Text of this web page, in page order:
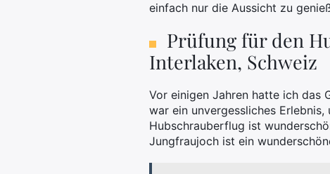
einfach nur die Aussicht zu
Prüfung für den
Interlaken, Schweiz
Vor einigen Jahren hatte ich das
war ein unvergessliches
Hubschrauberflug ist
Jungfraujoch ist ein